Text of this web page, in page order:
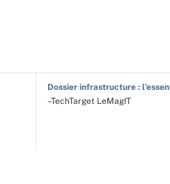
Dossier infrastructure :
–TechTarget LeMagIT